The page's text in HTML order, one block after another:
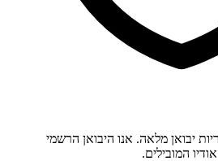
יבואן מלאה. אנו היבואן הרשמי
המובילים.